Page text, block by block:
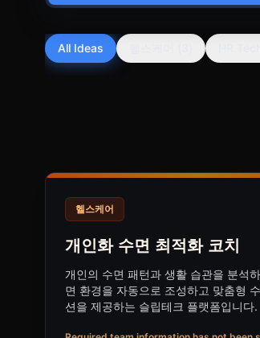
All Ideas
헬스케어
개인화 수면 최적화 코치
개인의 수면 패턴과 생활 습관을 분석
면 환경을 자동으로 조성하고 맞춤형
션을 제공하는 슬립테크 플랫폼입니다.